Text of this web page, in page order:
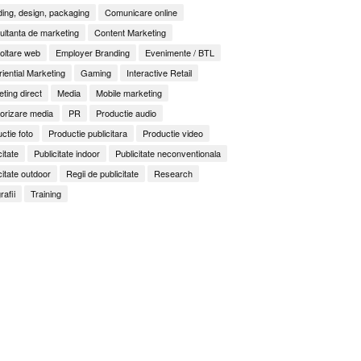
design, packaging
Comunicare online
de marketing
Content Marketing
web
Employer Branding
Evenimente / BTL
Marketing
Gaming
Interactive Retail
direct
Media
Mobile marketing
media
PR
Productie audio
foto
Productie publicitara
Productie video
Publicitate indoor
Publicitate neconventionala
outdoor
Regii de publicitate
Research
Training